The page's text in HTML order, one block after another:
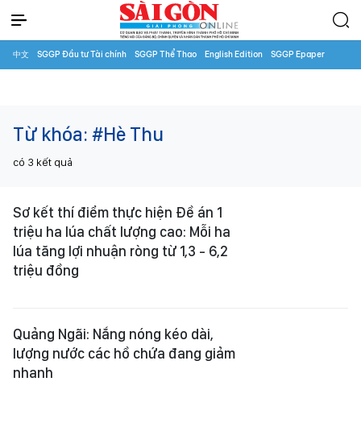
中文 SGGP Đầu tư Tài chính SGGP Thể Thao English Edition SGGP Epaper
Từ khóa: #Hè Thu
có 3 kết quả
Sơ kết thí điểm thực hiện Đề án 1
triệu ha lúa chất lượng cao: Mỗi ha
lúa tăng lợi nhuận ròng từ 1,3 - 6,2
triệu đồng
Quảng Ngãi: Nắng nóng kéo dài,
lượng nước các hồ chứa đang giảm
nhanh